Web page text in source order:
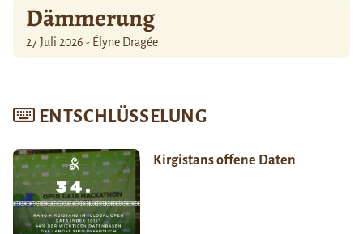
Dämmerung
27 Juli 2026 - Élyne Dragée
ENTSCHLÜSSELUNG
Kirgistans offene Daten